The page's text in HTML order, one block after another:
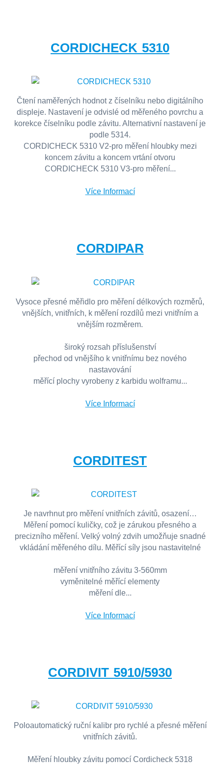
CORDICHECK 5310
Čtení naměřených hodnot z číselníku nebo digitálního
displeje. Nastavení je odvislé od měřeného povrchu a
korekce číselníku podle závitu. Alternativní nastavení je
podle 5314.
CORDICHECK 5310 V2-pro měření hloubky mezi
koncem závitu a koncem vrtání otvoru
CORDICHECK 5310 V3-pro měření...
Více Informací
CORDIPAR
Vysoce přesné měřidlo pro měření délkových rozměrů,
vnějších, vnitřních, k měření rozdílů mezi vnitřním a
vnějším rozměrem.
široký rozsah příslušenství
přechod od vnějšího k vnitřnímu bez nového
nastavování
měřící plochy vyrobeny z karbidu wolframu...
Více Informací
CORDITEST
Je navrhnut pro měření vnitřních závitů, osazení…
Měření pomocí kuličky, což je zárukou přesného a
precizního měření. Velký volný zdvih umožňuje snadné
vkládání měřeného dílu. Měřící síly jsou nastavitelné
měření vnitřního závitu 3-560mm
vyměnitelné měřící elementy
měření dle...
Více Informací
CORDIVIT 5910/5930
Poloautomatický ruční kalibr pro rychlé a přesné měření
vnitřních závitů.
Měření hloubky závitu pomocí Cordicheck 5318